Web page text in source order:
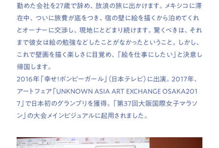
勤めた会社を27歳で辞め、放浪の旅に出かけます。メキシコに滞
在中、ついに旅費が底をつき、宿の壁に絵を描くから泊めてくれ
とオーナーに交渉し、現地にとどまり続けます。驚くべきは、それ
まで彼女は絵の勉強などしたことがなかったということ。しかし、
これで壁画を描く楽しさに目覚め、「絵を仕事にしたい」と決意し
帰国します。
2016年「幸せ！ボンビーガール」（日本テレビ）に出演。2017年、
アートフェア「UNKNOWN ASIA ART EXCHANGE OSAKA201
7」で日本初のグランプリを獲得。「第37回大阪国際女子マラソ
ン」の大会メインビジュアルに起用されました。